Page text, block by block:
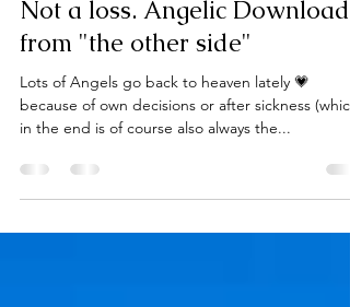
Dec 1, 2022
4 min read
Not a loss. Angelic Download
from "the other side"
Lots of Angels go back to heaven lately 💗
in the end is of course also always the...